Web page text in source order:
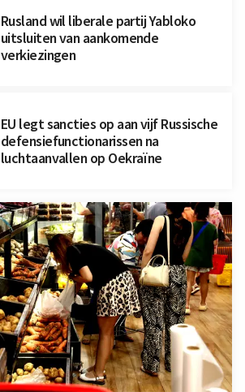
Rusland wil liberale partij Yabloko
uitsluiten van aankomende
verkiezingen
EU legt sancties op aan vijf Russische
defensiefunctionarissen na
luchtaanvallen op Oekraïne